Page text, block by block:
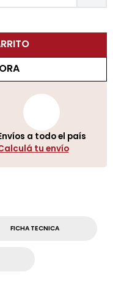
a todo el país
tu envío
FICHA TECNICA